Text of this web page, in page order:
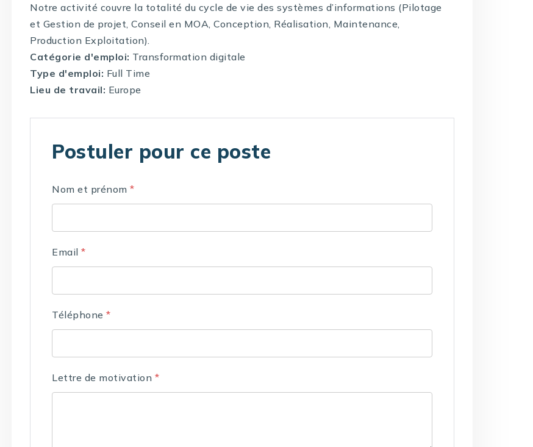
Notre activité couvre la totalité du cycle de vie des systèmes d’informations (Pilotage
et Gestion de projet, Conseil en MOA, Conception, Réalisation, Maintenance,
Production Exploitation).
Catégorie d'emploi: Transformation digitale
Type d'emploi: Full Time
Lieu de travail: Europe
Postuler pour ce poste
Nom et prénom*
Email*
Téléphone*
Lettre de motivation *